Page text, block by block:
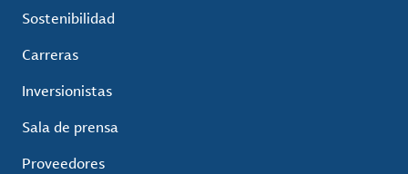
Sostenibilidad
Carreras
Inversionistas
Sala de prensa
Proveedores